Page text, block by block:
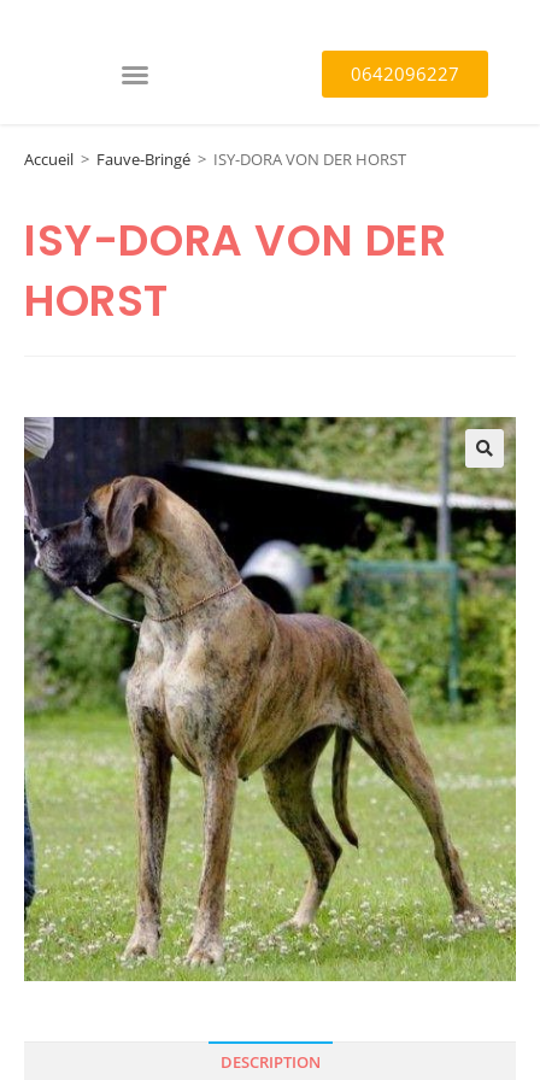
0642096227
Accueil > Fauve-Bringé > ISY-DORA VON DER HORST
ISY-DORA VON DER
HORST
🔍
DESCRIPTION